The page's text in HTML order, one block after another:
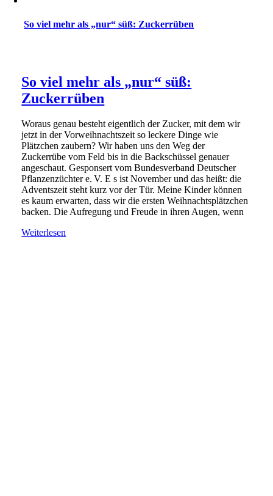
So viel mehr als „nur“ süß: Zuckerrüben
So viel mehr als „nur“ süß:
Zuckerrüben
Woraus genau besteht eigentlich der Zucker, mit dem wir
jetzt in der Vorweihnachtszeit so leckere Dinge wie
Plätzchen zaubern? Wir haben uns den Weg der
Zuckerrübe vom Feld bis in die Backschüssel genauer
angeschaut. Gesponsert vom Bundesverband Deutscher
Pflanzenzüchter e. V. E s ist November und das heißt: die
Adventszeit steht kurz vor der Tür. Meine Kinder können
es kaum erwarten, dass wir die ersten Weihnachtsplätzchen
backen. Die Aufregung und Freude in ihren Augen, wenn
Weiterlesen